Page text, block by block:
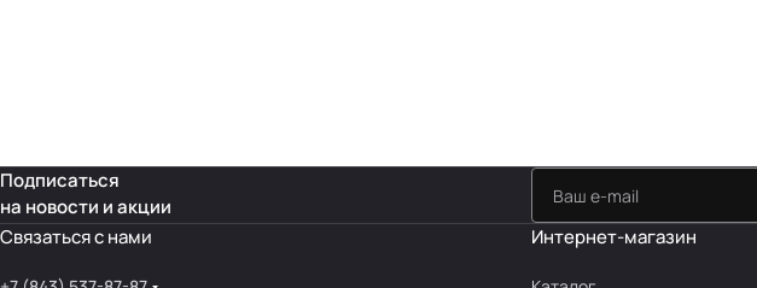
Подписаться
на новости и акции
Связаться с нами
Интернет-магазин